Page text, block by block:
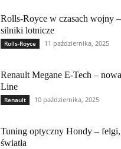
Rolls-Royce w czasach wojny
silniki lotnicze
Rolls-Royce 11 października, 2025
Renault Megane E-Tech –
Line
Renault 10 października, 2025
Tuning optyczny Hondy –
światła